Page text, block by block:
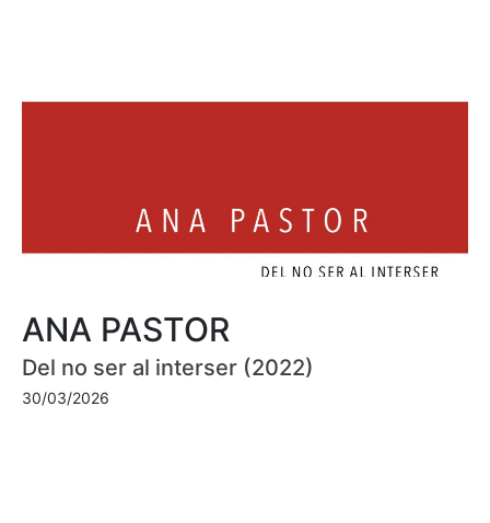
ANA PASTOR
Del no ser al interser (2022)
30/03/2026